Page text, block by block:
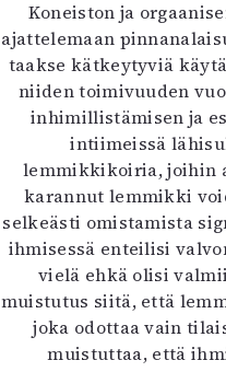
Koneiston ja
ajattelemaan
taakse kätkeytyviä
niiden toimivuuden
inhimillistämisen ja
intiimeissä
lemmikkikoiria, joihin
karannut lemmikki
selkeästi omistamista
ihmisessä enteilisi
vielä ehkä olisi
muistutus siitä, että
joka odottaa vain
muistuttaa, että